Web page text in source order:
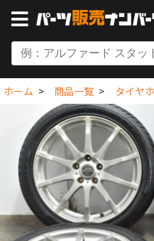
ホーム 商品一覧 タイヤ